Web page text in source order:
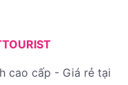
cao cấp - Giá rẻ tại